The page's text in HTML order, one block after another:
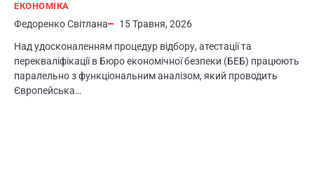
ЕКОНОМІКА
Федоренко Світлана
15 Травня, 2026
Над удосконаленням процедур відбору, атестації та
перекваліфікації в Бюро економічної безпеки (БЕБ) працюють
паралельно з функціональним аналізом, який проводить
Європейська…